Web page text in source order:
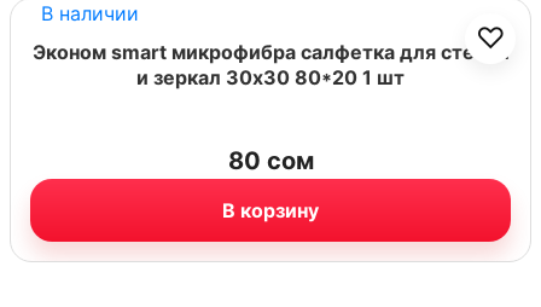
В наличии
♡
Эконом smart микрофибра салфетка для стекол
и зеркал 30х30 80*20 1 шт
80 сом
В корзину